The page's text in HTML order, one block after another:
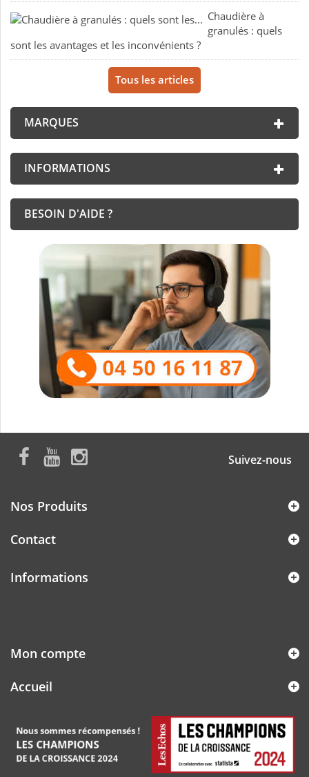
Chaudière à
granulés : quels
sont les avantages et les inconvénients ?
Tous les articles
MARQUES
INFORMATIONS
BESOIN D'AIDE ?
Suivez-nous
Nos Produits
Contact
Informations
Mon compte
Accueil